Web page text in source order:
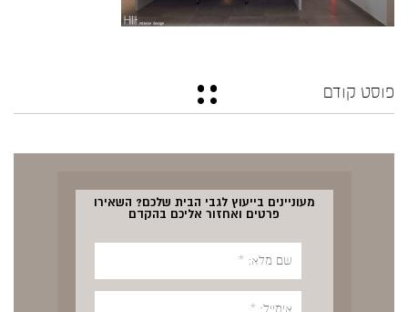
פוסט קודם
מעוניינים בייעוץ לגבי הבית שלכם? השאירו
פרטים ואחזור אליכם בהקדם